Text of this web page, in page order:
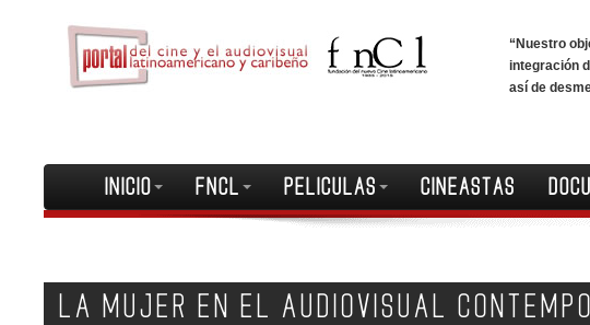
“Nuestro
integración
así de
INICIO FNCL PELICULAS CINEASTAS
LA MUJER EN EL AUDIOVISUAL